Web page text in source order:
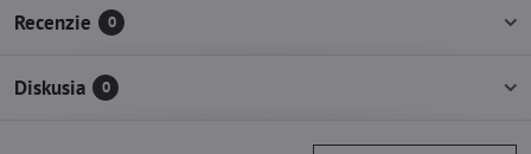
Recenzie 0
Diskusia 0